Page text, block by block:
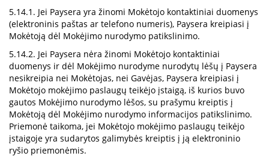
5.14.1. Jei Paysera yra žinomi Mokėtojo kontaktiniai duomenys
(elektroninis paštas ar telefono numeris), Paysera kreipiasi į
Mokėtoją dėl Mokėjimo nurodymo patikslinimo.
5.14.2. Jei Paysera nėra žinomi Mokėtojo kontaktiniai
duomenys ir dėl Mokėjimo nurodyme nurodytų lėšų į Paysera
nesikreipia nei Mokėtojas, nei Gavėjas, Paysera kreipiasi į
Mokėtojo mokėjimo paslaugų teikėjo įstaigą, iš kurios buvo
gautos Mokėjimo nurodymo lėšos, su prašymu kreiptis į
Mokėtoją dėl Mokėjimo nurodymo informacijos patikslinimo.
Priemonė taikoma, jei Mokėtojo mokėjimo paslaugų teikėjo
įstaigoje yra sudarytos galimybės kreiptis į ją elektroninio
ryšio priemonėmis.